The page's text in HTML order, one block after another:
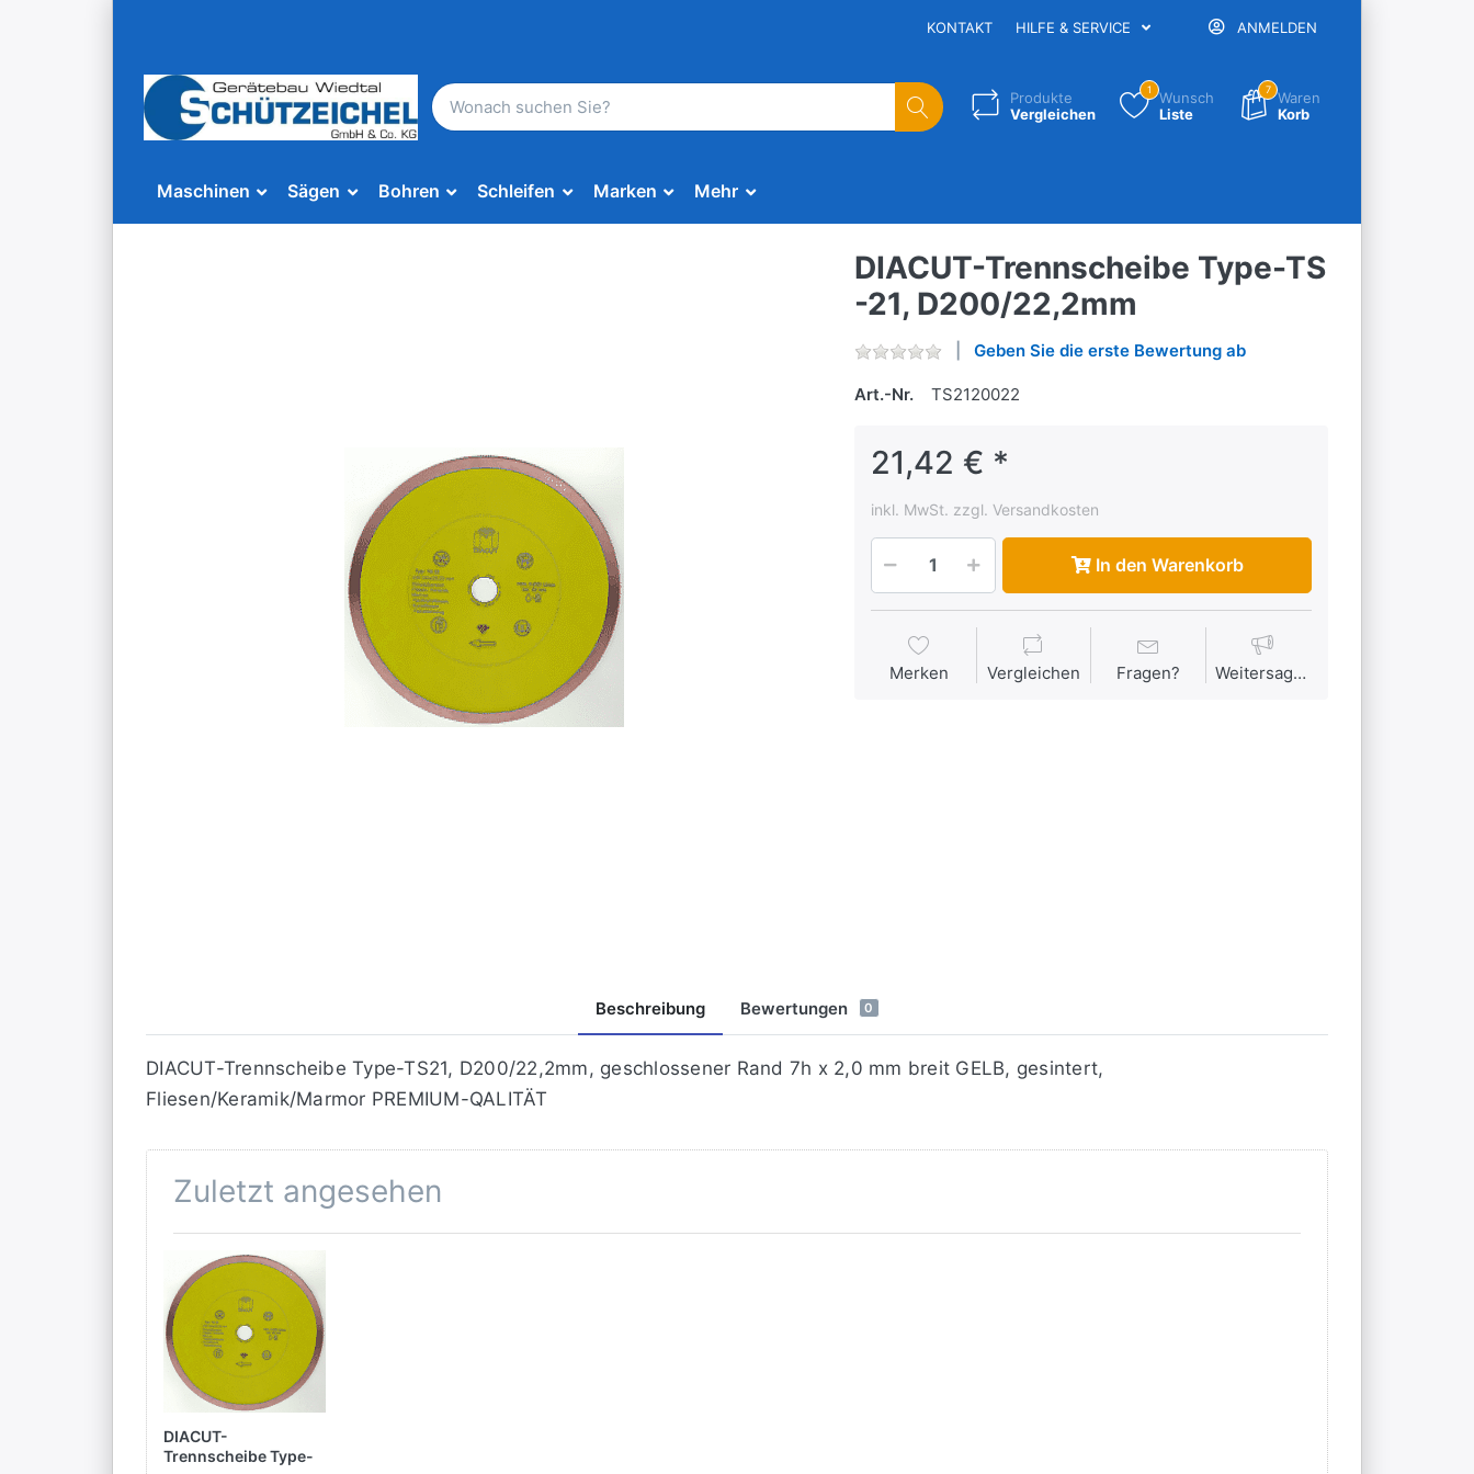
KONTAKT HILFE & SERVICE ANMELDEN
Produkte
Vergleichen
1
Wunsch
Liste
7 Waren
Korb
Maschinen Sägen Bohren Schleifen Marken Mehr
DIACUT-Trennscheibe Type-TS
-21, D200/22,2mm
Geben Sie die erste Bewertung ab
Art.-Nr. TS2120022
21,42 € *
inkl. MwSt. zzgl. Versandkosten
In den Warenkorb
Merken Vergleichen Fragen? Weitersagen
Beschreibung Bewertungen 0
DIACUT-Trennscheibe Type-TS21, D200/22,2mm, geschlossener Rand 7h x 2,0 mm breit GELB, gesintert,
Fliesen/Keramik/Marmor PREMIUM-QALITÄT
Zuletzt angesehen
DIACUT-
Trennscheibe Type-